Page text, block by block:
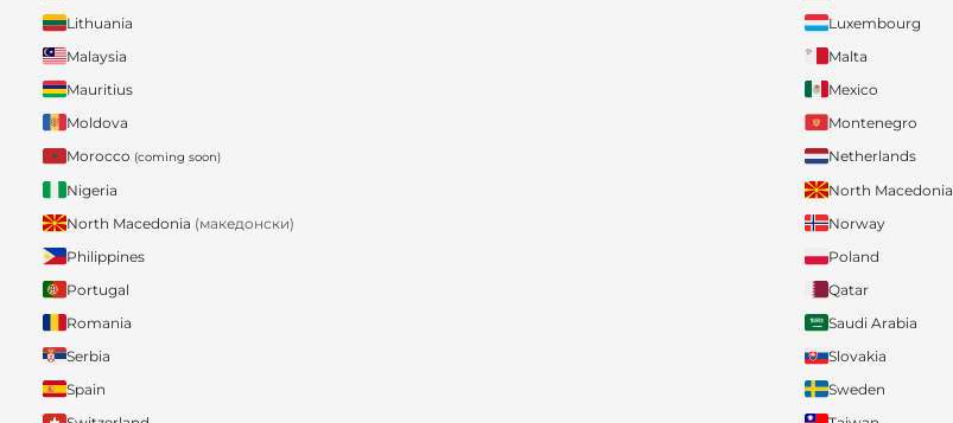
Lithuania
Luxembourg
Malaysia
Malta
Mauritius
Mexico
Moldova
Montenegro
Morocco (coming soon)
Netherlands
Nigeria
North Macedonia
North Macedonia (македонски)
Norway
Philippines
Poland
Portugal
Qatar
Romania
Saudi Arabia
Serbia
Slovakia
Spain
Sweden